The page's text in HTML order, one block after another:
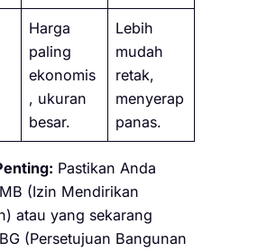
Harga
paling
ekonomis
, ukuran
besar.
Lebih
mudah
retak,
menyerap
panas.
Pastikan Anda
(Izin Mendirikan
atau yang sekarang
(Persetujuan Bangunan